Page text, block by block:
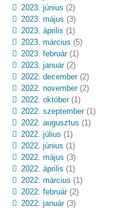
2023. június (2)
2023. május (3)
2023. április (1)
2023. március (5)
2023. február(1)
2023. január(2)
2022. december(2)
2022. november(2)
2022. október(1)
2022. szeptember(1)
2022. augusztus (1)
2022. július (1)
2022. június (1)
2022. május (3)
2022. április (1)
2022. március (1)
2022. február(2)
2022. január(3)